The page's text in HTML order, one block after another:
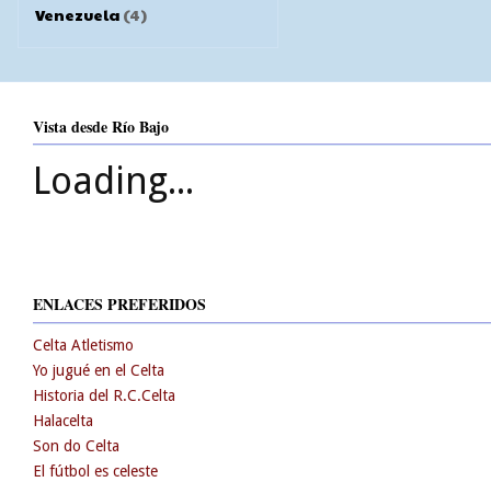
Venezuela (4)
Vista desde Río Bajo
Loading...
ENLACES PREFERIDOS
Celta Atletismo
Yo jugué en el Celta
Historia del R.C.Celta
Halacelta
Son do Celta
El fútbol es celeste